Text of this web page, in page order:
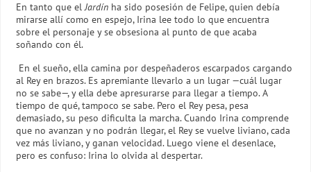
En tanto que elJardín ha sido posesión de Felipe, quien debía
mirarse allí como en espejo, Irina lee todo lo que encuentra
sobre el personaje y se obsesiona al punto de que acaba
soñando con él.
En el sueño, ella camina por despeñaderos escarpados cargando
al Rey en brazos. Es apremiante llevarlo a un lugar —cuál lugar
no se sabe—, y ella debe apresurarse para llegar a tiempo. A
tiempo de qué, tampoco se sabe. Pero el Rey pesa, pesa
demasiado, su peso dificulta la marcha. Cuando Irina comprende
que no avanzan y no podrán llegar, el Rey se vuelve liviano, cada
vez más liviano, y ganan velocidad. Luego viene el desenlace,
pero es confuso: Irina lo olvida al despertar.